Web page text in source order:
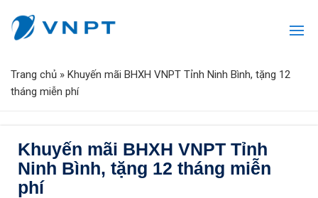
Trang chủ » Khuyến mãi BHXH VNPT Tỉnh Ninh Bình, tặng 12
tháng miễn phí
Khuyến mãi BHXH VNPT Tỉnh
Ninh Bình, tặng 12 tháng miễn
phí